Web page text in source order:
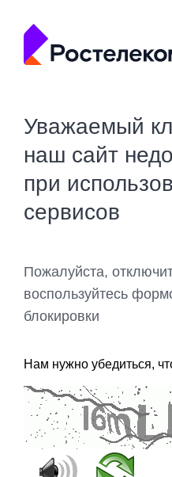
Уважаемый
наш сайт
при
сервисов
Пожалуйста,
воспользуйтесь
блокировки
Нам нужно убедиться,